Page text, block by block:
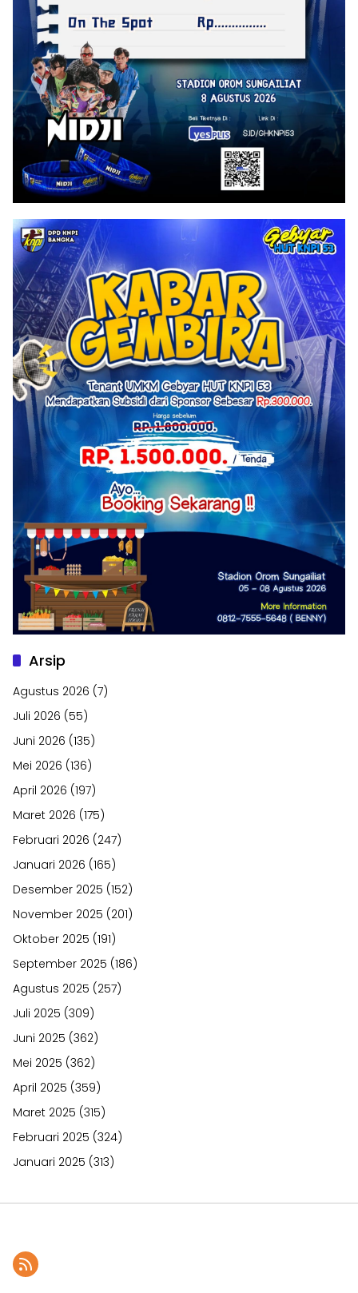
Arsip
Agustus 2026 (7)
Juli 2026 (55)
Juni 2026 (135)
Mei 2026 (136)
April 2026 (197)
Maret 2026 (175)
Februari 2026 (247)
Januari 2026 (165)
Desember 2025 (152)
November 2025 (201)
Oktober 2025 (191)
September 2025 (186)
Agustus 2025 (257)
Juli 2025 (309)
Juni 2025 (362)
Mei 2025 (362)
April 2025 (359)
Maret 2025 (315)
Februari 2025 (324)
Januari 2025 (313)